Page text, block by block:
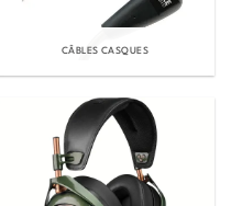
CÂBLES CASQUES